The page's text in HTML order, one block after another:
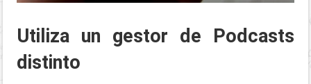
Utiliza un gestor de Podcasts
distinto